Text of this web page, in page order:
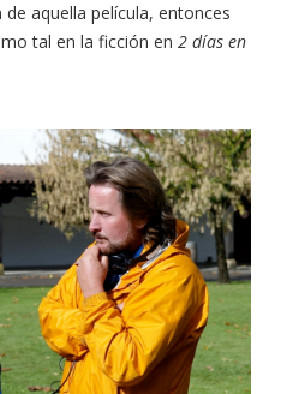
aquella película, entonces
tal en la ficción en 2 días en